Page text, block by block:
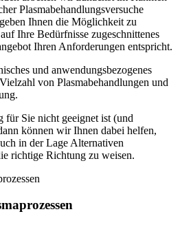
Plasmabehandlungsversuche
Ihnen die Möglichkeit zu
Ihre Bedürfnisse zugeschnittenes
Ihren Anforderungen entspricht.
und anwendungsbezogenes
von Plasmabehandlungen und
für Sie nicht geeignet ist (und
können wir Ihnen dabei helfen,
in der Lage Alternativen
richtige Richtung zu weisen.